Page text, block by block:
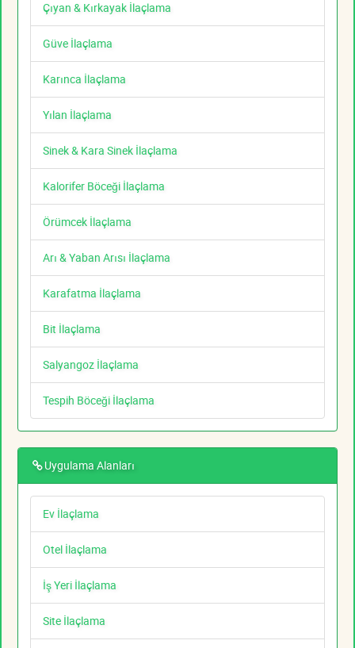
Çıyan & Kırkayak İlaçlama
Güve İlaçlama
Karınca İlaçlama
Yılan İlaçlama
Sinek & Kara Sinek İlaçlama
Kalorifer Böceği İlaçlama
Örümcek İlaçlama
Arı & Yaban Arısı İlaçlama
Karafatma İlaçlama
Bit İlaçlama
Salyangoz İlaçlama
Tespih Böceği İlaçlama
Uygulama Alanları
Ev İlaçlama
Otel İlaçlama
İş Yeri İlaçlama
Site İlaçlama